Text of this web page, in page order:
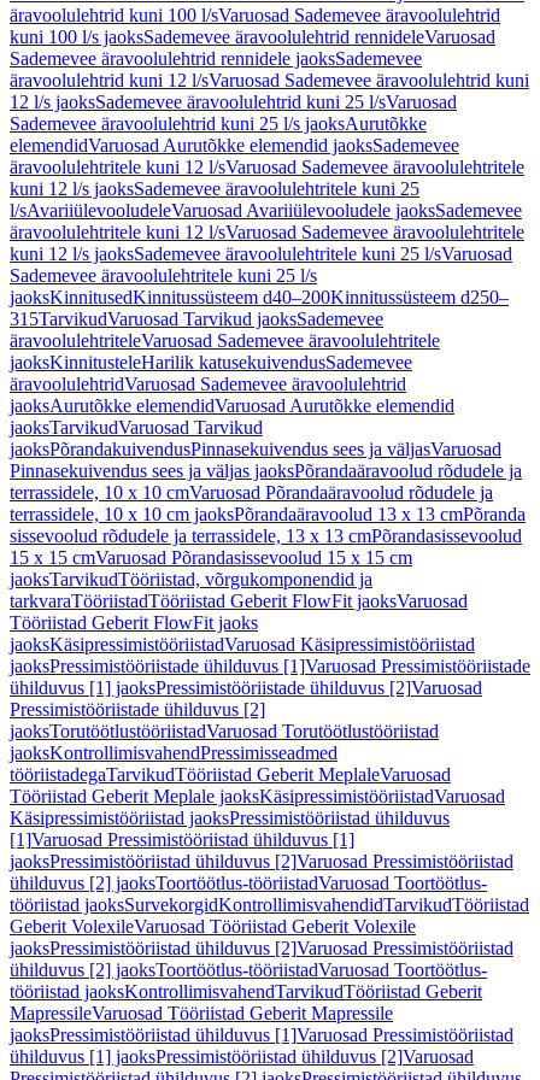
äravoolulehtrid kuni 100 l/sVaruosad Sademevee äravoolulehtrid
kuni 100 l/s jaoksSademevee äravoolulehtrid rennideleVaruosad
Sademevee äravoolulehtrid rennidele jaoksSademevee
äravoolulehtrid kuni 12 l/sVaruosad Sademevee äravoolulehtrid kuni
12 l/s jaoksSademevee äravoolulehtrid kuni 25 l/sVaruosad
Sademevee äravoolulehtrid kuni 25 l/s jaoksAurutõkke
elemendidVaruosad Aurutõkke elemendid jaoksSademevee
äravoolulehtritele kuni 12 l/sVaruosad Sademevee äravoolulehtritele
kuni 12 l/s jaoksSademevee äravoolulehtritele kuni 25
l/sAvariiülevooludeleVaruosad Avariiülevooludele jaoksSademevee
äravoolulehtritele kuni 12 l/sVaruosad Sademevee äravoolulehtritele
kuni 12 l/s jaoksSademevee äravoolulehtritele kuni 25 l/sVaruosad
Sademevee äravoolulehtritele kuni 25 l/s
jaoksKinnitusedKinnitussüsteem d40–200Kinnitussüsteem d250–
315TarvikudVaruosad Tarvikud jaoksSademevee
äravoolulehtriteleVaruosad Sademevee äravoolulehtritele
jaoksKinnitusteleHarilik katusekuivendusSademevee
äravoolulehtridVaruosad Sademevee äravoolulehtrid
jaoksAurutõkke elemendidVaruosad Aurutõkke elemendid
jaoksTarvikudVaruosad Tarvikud
jaoksPõrandakuivendusPinnasekuivendus sees ja väljasVaruosad
Pinnasekuivendus sees ja väljas jaoksPõrandaäravoolud rõdudele ja
terrassidele, 10 x 10 cmVaruosad Põrandaäravoolud rõdudele ja
terrassidele, 10 x 10 cm jaoksPõrandaäravoolud 13 x 13 cmPõranda
sissevoolud rõdudele ja terrassidele, 13 x 13 cmPõrandasissevoolud
15 x 15 cmVaruosad Põrandasissevoolud 15 x 15 cm
jaoksTarvikudTööriistad, võrgukomponendid ja
tarkvaraTööriistadTööriistad Geberit FlowFit jaoksVaruosad
Tööriistad Geberit FlowFit jaoks
jaoksKäsipressimistööriistadVaruosad Käsipressimistööriistad
jaoksPressimistööriistade ühilduvus [1]Varuosad Pressimistööriistade
ühilduvus [1] jaoksPressimistööriistade ühilduvus [2]Varuosad
Pressimistööriistade ühilduvus [2]
jaoksTorutöötlustööriistadVaruosad Torutöötlustööriistad
jaoksKontrollimisvahendPressimisseadmed
tööriistadegaTarvikudTööriistad Geberit MeplaleVaruosad
Tööriistad Geberit Meplale jaoksKäsipressimistööriistadVaruosad
Käsipressimistööriistad jaoksPressimistööriistad ühilduvus
[1]Varuosad Pressimistööriistad ühilduvus [1]
jaoksPressimistööriistad ühilduvus [2]Varuosad Pressimistööriistad
ühilduvus [2] jaoksToortöötlus-tööriistadVaruosad Toortöötlus-
tööriistad jaoksSurvekorgidKontrollimisvahendidTarvikudTööriistad
Geberit VolexileVaruosad Tööriistad Geberit Volexile
jaoksPressimistööriistad ühilduvus [2]Varuosad Pressimistööriistad
ühilduvus [2] jaoksToortöötlus-tööriistadVaruosad Toortöötlus-
tööriistad jaoksKontrollimisvahendTarvikudTööriistad Geberit
MapressileVaruosad Tööriistad Geberit Mapressile
jaoksPressimistööriistad ühilduvus [1]Varuosad Pressimistööriistad
ühilduvus [1] jaoksPressimistööriistad ühilduvus [2]Varuosad